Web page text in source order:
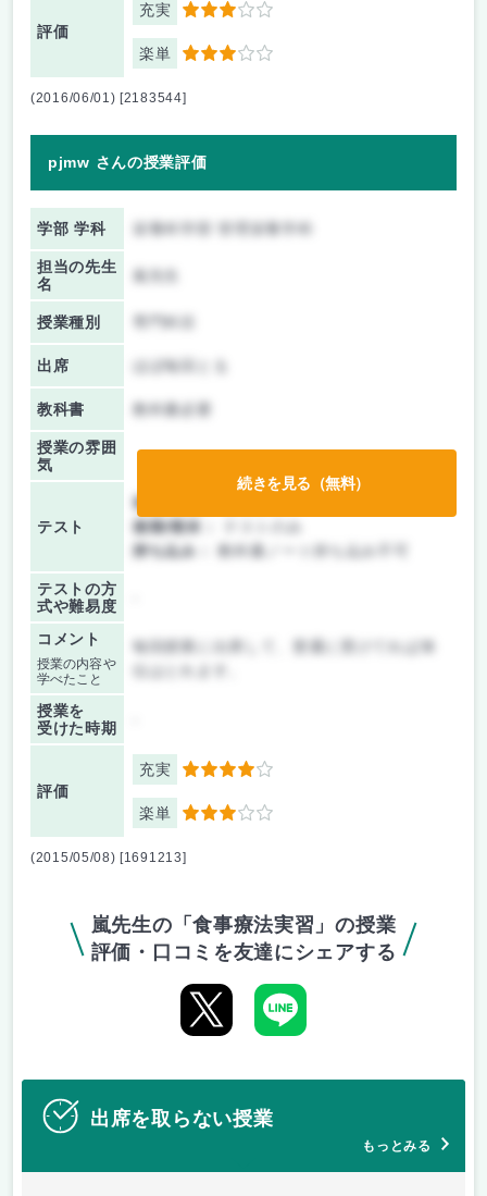
評価
充実 3
楽単 3
(2016/06/01) [2183544]
pjmw さんの授業評価
学部 学科 栄養科学部 管理栄養学科
担当の先生
名
嵐先生
授業種別
出席 ほぼ毎回とる
教科書 教科書必要
授業の雰囲
気
テスト
前期/中間：
後期/期末：
持ち込み：
教科書ノート持ち込み不可
テストの方
式や難易度
コメント
授業の内容や
学べたこと
毎回授業に出席して、普通に受けてれば単
授業を
受けた時期
評価
充実 4
楽単 3
続きを見る（無料）
(2015/05/08) [1691213]
嵐先生の「食事療法実習」の授業
評価・口コミを友達にシェアする
出席を取らない授業
もっとみる